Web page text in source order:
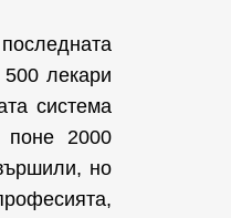
500 лекари
система
2000
но